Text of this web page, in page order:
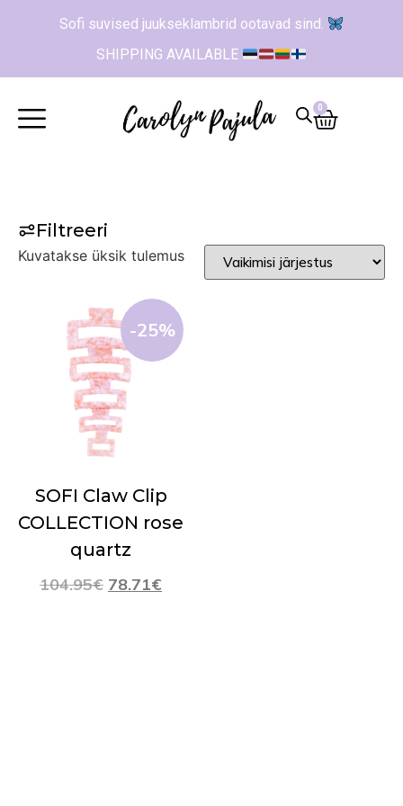
Sofi suvised juukseklambrid ootavad sind.
SHIPPING AVAILABLE
0
Filtreeri
Kuvatakse üksik tulemus
-25%
SOFI Claw Clip
COLLECTION rose
quartz
104.95€ 78.71€